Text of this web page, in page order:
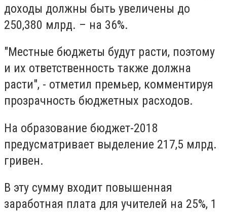
доходы должны быть увеличены до
250,380 млрд. – на 36%.
"Местные бюджеты будут расти, поэтому
и их ответственность также должна
расти", - отметил премьер, комментируя
прозрачность бюджетных расходов.
На образование бюджет-2018
предусматривает выделение 217,5 млрд.
гривен.
В эту сумму входит повышенная
заработная плата для учителей на 25%, 1